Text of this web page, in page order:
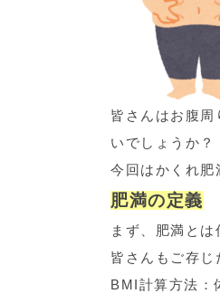
皆さんはお腹
いでしょうか？
今回はかくれ肥
肥満の定義
まず、肥満と
皆さんもご存じ
BMI計算方法：